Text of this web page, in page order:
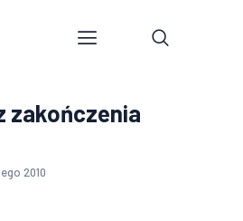
zakończenia
2010